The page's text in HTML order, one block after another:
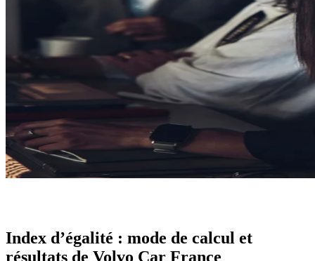
Index d’égalité : mode de calcul et
résultats de Volvo Car France